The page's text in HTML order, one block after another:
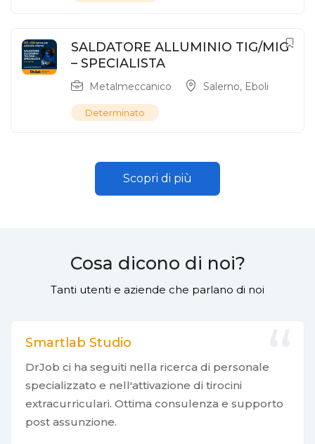
SALDATORE ALLUMINIO TIG/MIG
– SPECIALISTA
Metalmeccanico Salerno, Eboli
Determinato
Scopri di più
Cosa dicono di noi?
Tanti utenti e aziende che parlano di noi
Smartlab Studio
DrJob ci ha seguiti nella ricerca di personale
specializzato e nell'attivazione di tirocini
extracurriculari. Ottima consulenza e supporto
post assunzione.